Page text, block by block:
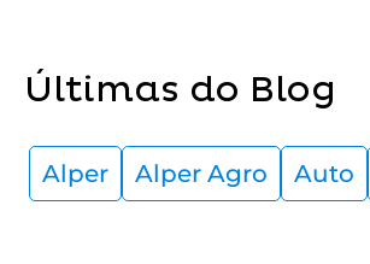
Últimas do Blog
Alper Alper Agro Auto